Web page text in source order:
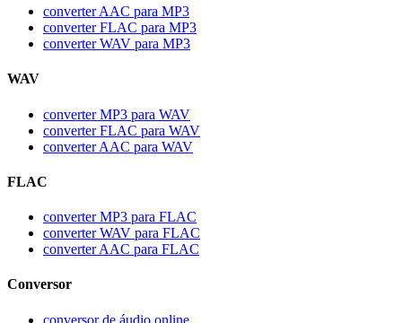
converter AAC para MP3
converter FLAC para MP3
converter WAV para MP3
WAV
converter MP3 para WAV
converter FLAC para WAV
converter AAC para WAV
FLAC
converter MP3 para FLAC
converter WAV para FLAC
converter AAC para FLAC
Conversor
conversor de áudio online